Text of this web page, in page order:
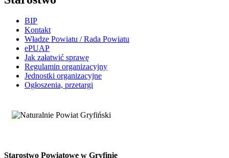
BIP
Kontakt
Władze Powiatu / Rada Powiatu
ePUAP
Jak załatwić sprawę
Regulamin organizacyjny
Jednostki organizacyjne
Ogłoszenia, przetargi
Starostwo Powiatowe w Gryfinie